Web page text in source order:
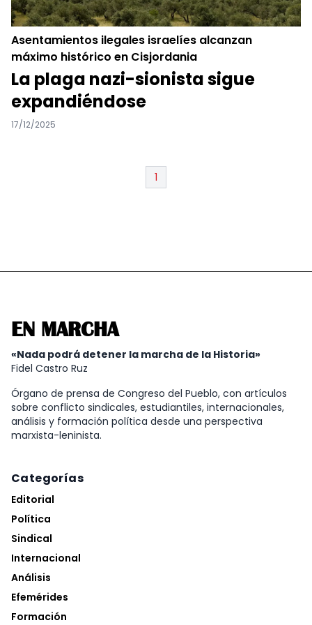
Asentamientos ilegales israelíes alcanzan
máximo histórico en Cisjordania
La plaga nazi-sionista sigue
expandiéndose
17/12/2025
1
EN MARCHA
«Nada podrá detener la marcha de la Historia»
Fidel Castro Ruz
Órgano de prensa de Congreso del Pueblo, con artículos
sobre conflicto sindicales, estudiantiles, internacionales,
análisis y formación política desde una perspectiva
marxista-leninista.
Categorías
Editorial
Política
Sindical
Internacional
Análisis
Efemérides
Formación